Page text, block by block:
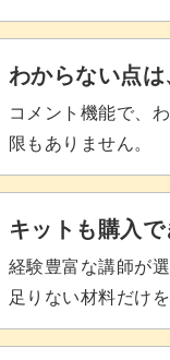
わからない点
コメント機能で、
限もありません。
キットも購入
経験豊富な講師が
足りない材料だけ